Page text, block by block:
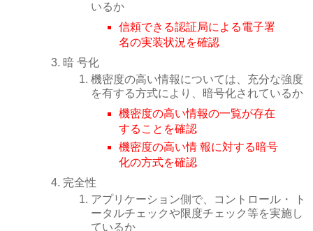
いるか
信頼できる認証局による電子署
名の実装状況を確認
暗 号化
機密度の高い情報については、充分な強度
を有する方式により、暗号化されているか
機密度の高い情報の一覧が存在
することを確認
機密度の高い情 報に対する暗号
化の方式を確認
完全性
アプリケーション側で、コントロール・ ト
ータルチェックや限度チェック等を実施し
ているか